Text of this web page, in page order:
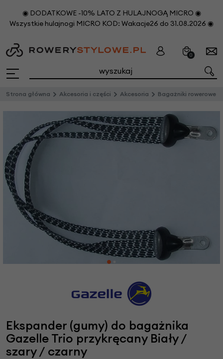
◉ DODATKOWE -10% LATO Z HULAJNOGĄ MICRO ◉
Wszystkie hulajnogi MICRO KOD: Wakacje26 do 31.08.2026 ◉
0
Strona główna Akcesoria i części Akcesoria Bagażniki rowerowe
Ekspander (gumy) do bagażnika
Gazelle Trio przykręcany Biały /
szary / czarny